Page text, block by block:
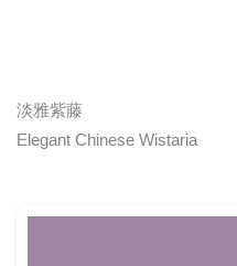
淡雅紫藤
Elegant Chinese Wistaria